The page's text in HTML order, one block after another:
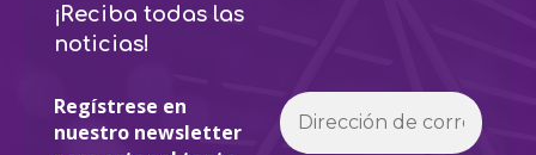
¡Reciba todas las
noticias!
Regístrese en
nuestro newsletter